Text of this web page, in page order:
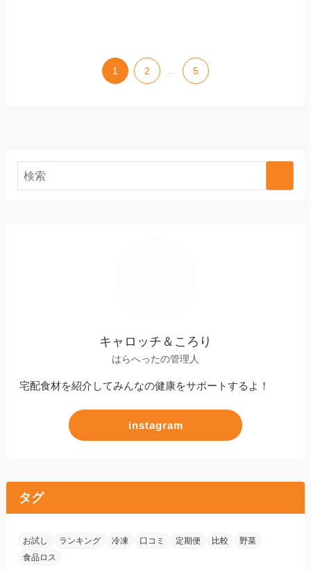
1 2 ... 5
キャロッチ＆ころり
はらへったの管理人
宅配食材を紹介してみんなの健康をサポートするよ！
instagram
タグ
お試し ランキング 冷凍 口コミ 定期便 比較
野菜
食品ロス